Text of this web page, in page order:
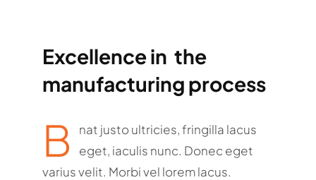
Excellence in the
manufacturing process
B
nat justo ultricies, fringilla lacus
eget, iaculis nunc. Donec eget
varius velit. Morbi vel lorem lacus.